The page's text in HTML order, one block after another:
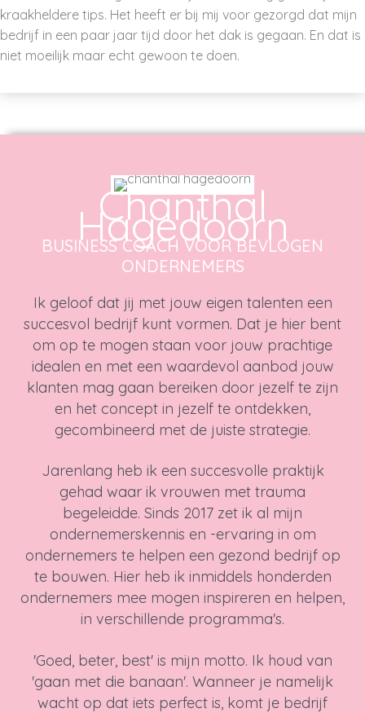
kraakheldere tips. Het heeft er bij mij voor gezorgd dat mijn
bedrijf in een paar jaar tijd door het dak is gegaan. En dat is
niet moeilijk maar echt gewoon te doen.
Chanthal
Hagedoorn
BUSINESS COACH VOOR BEVLOGEN
ONDERNEMERS
Ik geloof dat jij met jouw eigen talenten een
succesvol bedrijf kunt vormen. Dat je hier bent
om op te mogen staan voor jouw prachtige
idealen en met een waardevol aanbod jouw
klanten mag gaan bereiken door jezelf te zijn
en het concept in jezelf te ontdekken,
gecombineerd met de juiste strategie.
Jarenlang heb ik een succesvolle praktijk
gehad waar ik vrouwen met trauma
begeleidde. Sinds 2017 zet ik al mijn
ondernemerskennis en -ervaring in om
ondernemers te helpen een gezond bedrijf op
te bouwen. Hier heb ik inmiddels honderden
ondernemers mee mogen inspireren en helpen,
in verschillende programma's.
'Goed, beter, best' is mijn motto. Ik houd van
'gaan met die banaan'. Wanneer je namelijk
wacht op dat iets perfect is, komt je bedrijf